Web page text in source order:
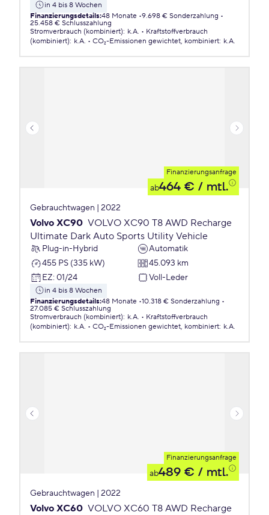
in 4 bis 8 Wochen
Finanzierungsdetails:48 Monate 9.698 € Sonderzahlung
25.458 € Schlusszahlung
Stromverbrauch (kombiniert): k.A.
Kraftstoffverbrauch
(kombiniert): k.A. CO₂-Emissionen gewichtet, kombiniert: k.A.
Finanzierungsanfrage
ab464 € / mtl.
Gebrauchtwagen | 2022
Volvo XC90 VOLVO XC90 T8 AWD Recharge
Ultimate Dark Auto Sports Utility Vehicle
Plug-in-Hybrid
Automatik
455 PS (335 kW)
45.093 km
EZ: 01/24 Voll-Leder
in 4 bis 8 Wochen
Finanzierungsdetails:48 Monate 10.318 € Sonderzahlung
27.085 € Schlusszahlung
Stromverbrauch (kombiniert): k.A.
Kraftstoffverbrauch
(kombiniert): k.A. CO₂-Emissionen gewichtet, kombiniert: k.A.
Finanzierungsanfrage
ab489 € / mtl.
Gebrauchtwagen | 2022
Volvo XC60 VOLVO XC60 T8 AWD Recharge